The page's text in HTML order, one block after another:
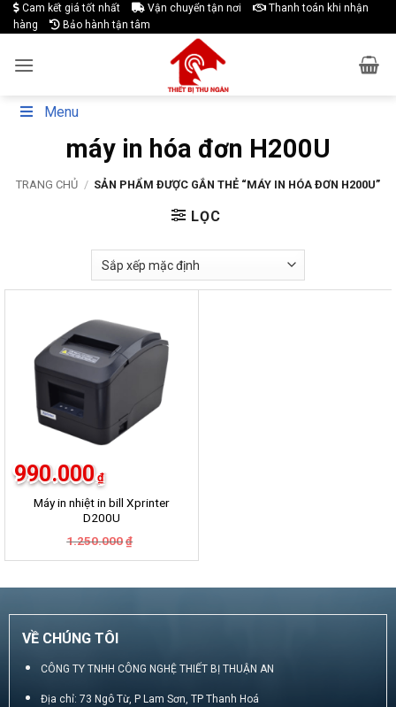
Skip
to
Cam kết giá tốt nhất Vận chuyển tận nơi
Thanh toán khi nhận
hàng
Bảo hành tận tâm
Menu
máy in hóa đơn H200U
TRANG CHỦ / SẢN PHẨM ĐƯỢC GẮN THẺ “MÁY IN HÓA ĐƠN H200U”
LỌC
Máy in nhiệt in bill Xprinter
D200U
1.250.000 ₫
là:
990.000 ₫
tại
990.000₫.
VỀ CHÚNG TÔI
CÔNG TY TNHH CÔNG NGHỆ THIẾT BỊ THUẬN AN
Địa chỉ: 73 Ngô Từ, P Lam Sơn, TP Thanh Hoá